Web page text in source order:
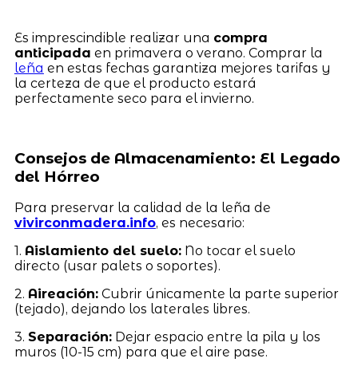
Es imprescindible realizar una compra
anticipada en primavera o verano. Comprar la
leña en estas fechas garantiza mejores tarifas y
la certeza de que el producto estará
perfectamente seco para el invierno.
Consejos de Almacenamiento: El Legado
del Hórreo
Para preservar la calidad de la leña de
vivirconmadera.info, es necesario:
1. Aislamiento del suelo:No tocar el suelo
directo (usar palets o soportes).
2. Aireación:Cubrir únicamente la parte superior
(tejado), dejando los laterales libres.
3. Separación:Dejar espacio entre la pila y los
muros (10-15 cm) para que el aire pase.